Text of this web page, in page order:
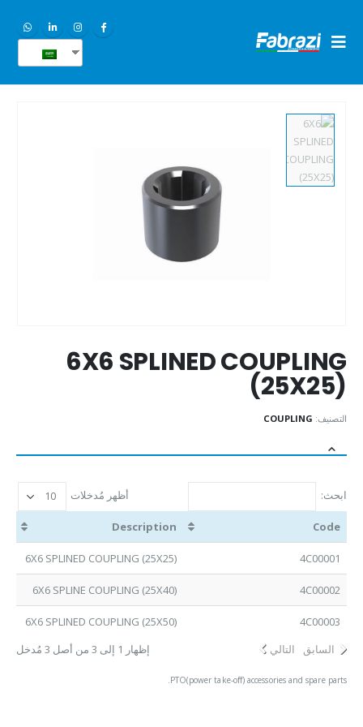
6X6 SPLINED COUPLING
(25X25)
التصنيف: COUPLING
أظهر مُدخلات ابحث:
Code
Description
4C00001
6X6 SPLINED COUPLING (25X25)
4C00002
6X6 SPLINE COUPLING (25X40)
4C00003
6X6 SPLINED COUPLING (25X50)
إظهار 1 إلى 3 من أصل 3 مُدخل
السابق التالي
PTO(power take-off) accessories and spare parts.